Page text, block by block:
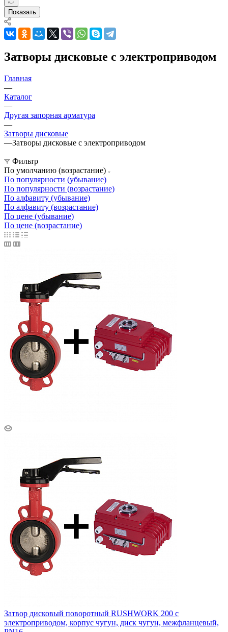
Показать
Затворы дисковые с электроприводом
Главная
—
Каталог
—
Другая запорная арматура
—
Затворы дисковые
—Затворы дисковые с электроприводом
Фильтр
По умолчанию (возрастание)
По популярности (убывание)
По популярности (возрастание)
По алфавиту (убывание)
По алфавиту (возрастание)
По цене (убывание)
По цене (возрастание)
Затвор дисковый поворотный RUSHWORK 200 с
электроприводом, корпус чугун, диск чугун, межфланцевый,